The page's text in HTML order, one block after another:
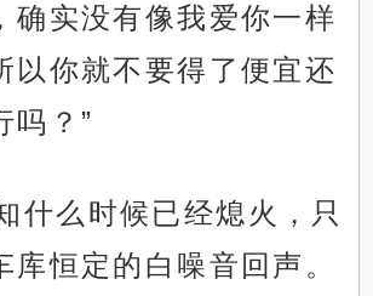
确实没有像我爱你一样
以你就不要得了便宜还
吗？”
什么时候已经熄火，只
库恒定的白噪音回声。